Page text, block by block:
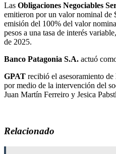
Las Obligaciones Negociables
emitieron por un valor nominal de
emisión del 100% del valor
pesos a una tasa de interés
de 2025.
Banco Patagonia S.A. actuó
GPAT recibió el asesoramiento de
por medio de la intervención del
Juan Martín Ferreiro y Jesica
Relacionado